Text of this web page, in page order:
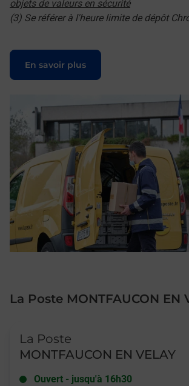
objets de valeurs en sécurité
(3) Se référer à l'heure limite de dépôt
En savoir plus
Le lien s'ouvre dans un nouvel onglet
La Poste MONTFAUCON EN
La Poste
MONTFAUCON EN VELAY
Ouvert - jusqu'à 16h30